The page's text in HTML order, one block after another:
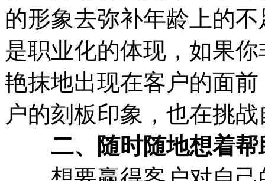
的形象去弥补年龄上的
是职业化的体现，如果
艳抹地出现在客户的面
户的刻板印象，也在挑
二、随时随地想着帮